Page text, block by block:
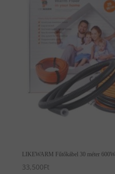
LIKEWARM Fűtőkábel 30 méter
33,500Ft